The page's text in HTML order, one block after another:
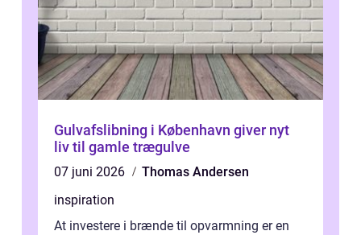
Gulvafslibning i København giver nyt
liv til gamle trægulve
07 juni 2026
Thomas Andersen
inspiration
At investere i brænde til opvarmning er en